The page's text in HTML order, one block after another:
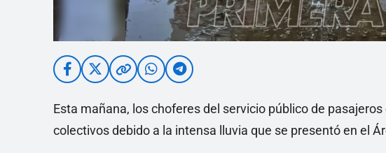
Esta mañana, los choferes del servicio público de
colectivos debido a la intensa lluvia que se presentó en el